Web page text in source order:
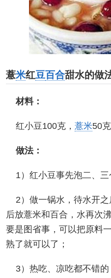
薏米红豆百合甜水的做
材料：
红小豆100克， 薏米50
做法：
1）红小豆事先泡二、三
2）做一锅水，待水开
后放薏米和百合，水再次
要是图省事，可以把原料
熟了就可以了；
3）热吃、凉吃都不错